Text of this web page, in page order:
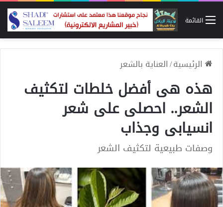
القائمة
الرئيسية/العناية بالشعر
هذه هى أفضل خلطات لتكثيف
الشعر.. احصلى على شعر
انسيابى وجذاب
وصفات طبيعية لتكثيف الشعر